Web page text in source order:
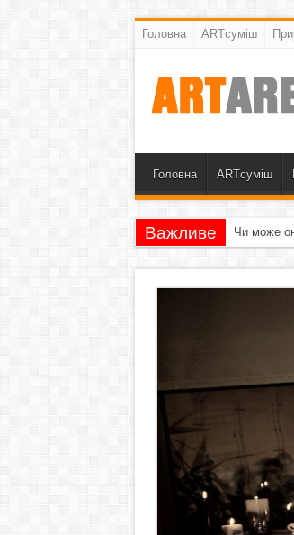
Головна ARTсуміш
Головна ARTсуміш
Важливе Чи може